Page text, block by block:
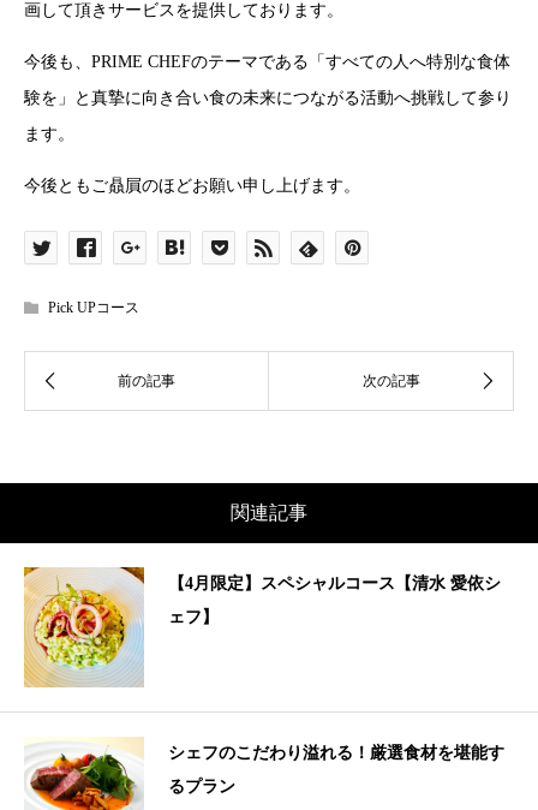
画して頂きサービスを提供しております。
今後も、PRIME CHEFのテーマである「すべての人へ特別な食体
験を」と真摯に向き合い食の未来につながる活動へ挑戦して参り
ます。
今後ともご贔屓のほどお願い申し上げます。
Pick UPコース
関連記事
【4月限定】スペシャルコース【清水 愛依シ
ェフ】
シェフのこだわり溢れる！厳選食材を堪能す
るプラン